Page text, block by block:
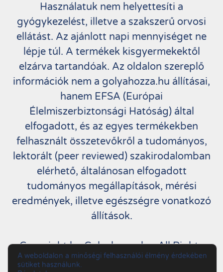
Használatuk nem helyettesíti a
gyógykezelést, illetve a szakszerű orvosi
ellátást. Az ajánlott napi mennyiséget ne
lépje túl. A termékek kisgyermekektől
elzárva tartandóak. Az oldalon szereplő
információk nem a golyahozza.hu állításai,
hanem EFSA (Európai
Élelmiszerbiztonsági Hatóság) által
elfogadott, és az egyes termékekben
felhasznált összetevőkről a tudományos,
lektorált (peer reviewed) szakirodalomban
elérhető, általánosan elfogadott
tudományos megállapítások, mérési
eredmények, illetve egészségre vonatkozó
állítások.
Copyright by Golyahozza.hu. All Rights
Reserved.
A weboldalon a minőségi felhasználói élmény érdekében
sütiket használunk.